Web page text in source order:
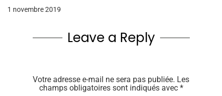
1 novembre 2019
Leave a Reply
Votre adresse e-mail ne sera pas publiée. Les
champs obligatoires sont indiqués avec *